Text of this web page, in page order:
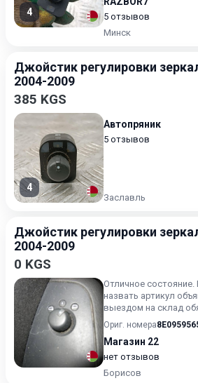
4
5 отзывов
Минск
Джойстик регулировки
2004-2009
385 KGS
4
Автопряник
5 отзывов
Заславль
Джойстик регулировки
2004-2009
0 KGS
Отличное
назвать артикул
выездом на склад
Ориг. номера
Магазин 22
нет отзывов
Борисов